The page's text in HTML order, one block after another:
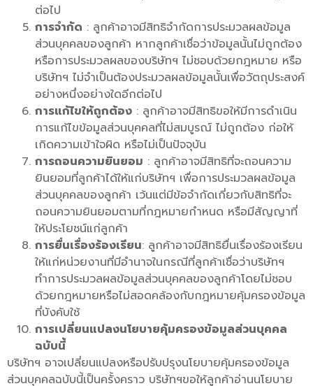
ต่อไป
การจำกัด : ลูกค้าอาจมีสิทธิจำกัดการประมวลผลข้อมูล
ส่วนบุคคลของลูกค้า หากลูกค้าเชื่อว่าข้อมูลนั้นไม่ถูกต้อง
หรือการประมวลผลของบริษัทฯ ไม่ชอบด้วยกฎหมาย หรือ
บริษัทฯ ไม่จำเป็นต้องประมวลผลข้อมูลนั้นเพื่อวัตถุประสงค์
อย่างหนึ่งอย่างใดอีกต่อไป
การแก้ไขให้ถูกต้อง : ลูกค้าอาจมีสิทธิขอให้มีการดำเนิน
การแก้ไขข้อมูลส่วนบุคคลที่ไม่สมบูรณ์ ไม่ถูกต้อง ก่อให้
เกิดความเข้าใจผิด หรือไม่เป็นปัจจุบัน
การถอนความยินยอม : ลูกค้าอาจมีสิทธิที่จะถอนความ
ยินยอมที่ลูกค้าได้ให้แก่บริษัทฯ เพื่อการประมวลผลข้อมูล
ส่วนบุคคลของลูกค้า เว้นแต่มีข้อจำกัดเกี่ยวกับสิทธิที่จะ
ถอนความยินยอมตามที่กฎหมายกำหนด หรือมีสัญญาที่
ให้ประโยชน์แก่ลูกค้า
การยื่นเรื่องร้องเรียน: ลูกค้าอาจมีสิทธิยื่นเรื่องร้องเรียน
ให้แก่หน่วยงานที่มีอำนาจในกรณีที่ลูกค้าเชื่อว่าบริษัทฯ
ทำการประมวลผลข้อมูลส่วนบุคคลของลูกค้าโดยไม่ชอบ
ด้วยกฎหมายหรือไม่สอดคล้องกับกฎหมายคุ้มครองข้อมูล
ที่บังคับใช้
การเปลี่ยนแปลงนโยบายคุ้มครองข้อมูลส่วนบุคคล
ฉบับนี้
บริษัทฯ อาจเปลี่ยนแปลงหรือปรับปรุงนโยบายคุ้มครองข้อมูล
ส่วนบุคคลฉบับนี้เป็นครั้งคราว บริษัทฯขอให้ลูกค้าอ่านนโยบาย